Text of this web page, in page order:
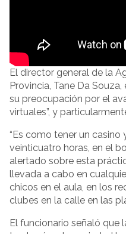
El director general de la
Provincia, Tane Da
su preocupación por el
virtuales”, y
“Es como tener un
veinticuatro horas, en el
alertado sobre esta
llevada a cabo en
chicos en el aula, en los
clubes en la calle en las
El funcionario señaló que